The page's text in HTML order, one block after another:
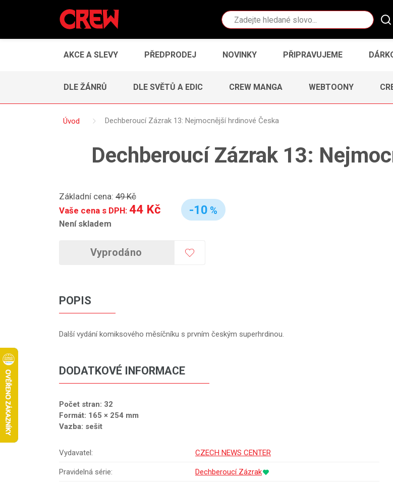
Vyhledávání
AKCE A SLEVY PŘEDPRODEJ NOVINKY PŘIPRAVUJEME
DLE ŽÁNRŮ DLE SVĚTŮ A EDIC CREW MANGA WEBTOONY
Úvod Dechberoucí Zázrak 13: Nejmocnější hrdinové Česka
Dechberoucí Zázrak 13:
Základní cena: 49 Kč
Vaše cena s DPH: 44 Kč
Není skladem
-10 %
Vyprodáno
POPIS
Další vydání komiksového měsíčníku s prvním českým superhrdinou.
DODATKOVÉ INFORMACE
Počet stran: 32
Formát: 165 × 254 mm
Vazba: sešit
Vydavatel: CZECH NEWS CENTER
Pravidelná série: Dechberoucí Zázrak